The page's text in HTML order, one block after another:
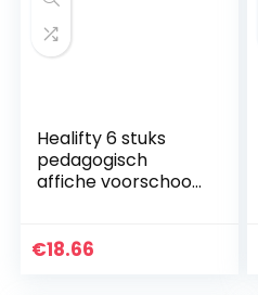
Healifty 6 stuks
pedagogisch
affiche voorschools
colorsanimal
€18.66